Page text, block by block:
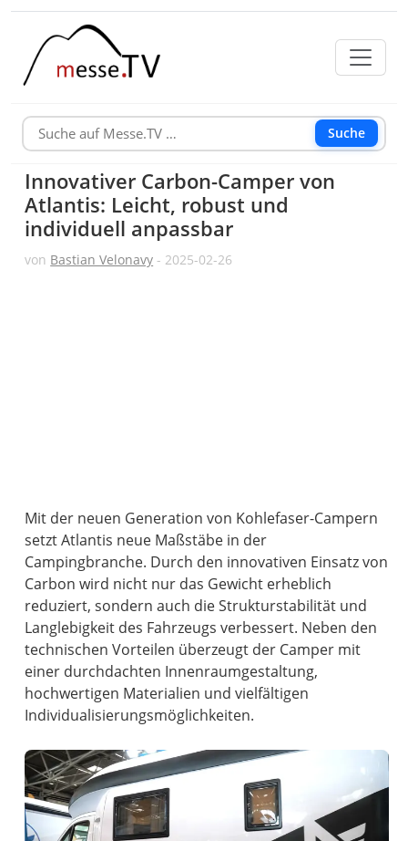
Suche
Innovativer Carbon-Camper von
Atlantis: Leicht, robust und
individuell anpassbar
von Bastian Velonavy - 2025-02-26
Mit der neuen Generation von Kohlefaser-Campern
setzt Atlantis neue Maßstäbe in der
Campingbranche. Durch den innovativen Einsatz von
Carbon wird nicht nur das Gewicht erheblich
reduziert, sondern auch die Strukturstabilität und
Langlebigkeit des Fahrzeugs verbessert. Neben den
technischen Vorteilen überzeugt der Camper mit
einer durchdachten Innenraumgestaltung,
hochwertigen Materialien und vielfältigen
Individualisierungsmöglichkeiten.